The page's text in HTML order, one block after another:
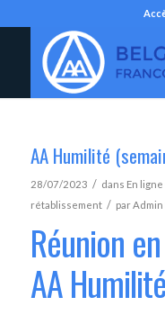
AA Humilité
28/07/2023 / dans En
rétablissement / parAdmin
Réunion
AA Humilité